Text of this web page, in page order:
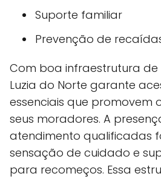
Suporte familiar
Prevenção de
Com boa infraestrutura de
Luzia do Norte garante
essenciais que promovem
seus moradores. A
atendimento qualificadas
sensação de cuidado e
para recomeços. Essa